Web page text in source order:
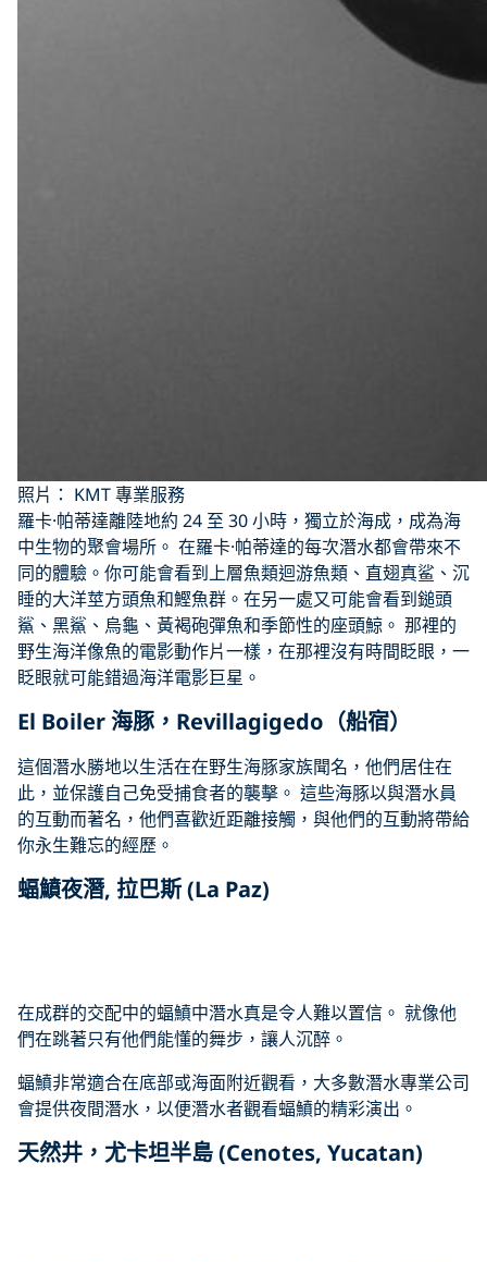
照片： KMT 專業服務
羅卡·帕蒂達離陸地約 24 至 30 小時，獨立於海成，成為海
中生物的聚會場所。 在羅卡·帕蒂達的每次潛水都會帶來不
同的體驗。你可能會看到上層魚類迴游魚類、直翅真鲨、沉
睡的大洋莖方頭魚和鰹魚群。在另一處又可能會看到鎚頭
鯊、黑鯊、烏龜、黃褐砲彈魚和季節性的座頭鯨。 那裡的
野生海洋像魚的電影動作片一樣，在那裡沒有時間眨眼，一
眨眼就可能錯過海洋電影巨星。
El Boiler 海豚，Revillagigedo（船宿）
這個潛水勝地以生活在在野生海豚家族聞名，他們居住在
此，並保護自己免受捕食者的襲擊。 這些海豚以與潛水員
的互動而著名，他們喜歡近距離接觸，與他們的互動將帶給
你永生難忘的經歷。
蝠鱝夜潛, 拉巴斯 (La Paz)
在成群的交配中的蝠鱝中潛水真是令人難以置信。 就像他
們在跳著只有他們能懂的舞步，讓人沉醉。
蝠鱝非常適合在底部或海面附近觀看，大多數潛水專業公司
會提供夜間潛水，以便潛水者觀看蝠鱝的精彩演出。
天然井，尤卡坦半島 (Cenotes, Yucatan)